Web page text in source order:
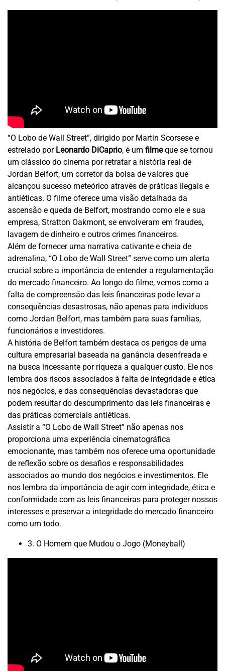
“O Lobo de Wall Street”, dirigido por Martin Scorsese e
estrelado porLeonardo DiCaprio, é um filmeque se tornou
um clássico do cinema por retratar a história real de
Jordan Belfort, um corretor da bolsa de valores que
alcançou sucesso meteórico através de práticas ilegais e
antiéticas. O filme oferece uma visão detalhada da
ascensão e queda de Belfort, mostrando como ele e sua
empresa, Stratton Oakmont, se envolveram em fraudes,
lavagem de dinheiro e outros crimes financeiros.
Além de fornecer uma narrativa cativante e cheia de
adrenalina, “O Lobo de Wall Street” serve como um alerta
crucial sobre a importância de entender a regulamentação
do mercado financeiro. Ao longo do filme, vemos como a
falta de compreensão das leis financeiras pode levar a
consequências desastrosas, não apenas para indivíduos
como Jordan Belfort, mas também para suas famílias,
funcionários e investidores.
A história de Belfort também destaca os perigos de uma
cultura empresarial baseada na ganância desenfreada e
na busca incessante por riqueza a qualquer custo. Ele nos
lembra dos riscos associados à falta de integridade e ética
nos negócios, e das consequências devastadoras que
podem resultar do descumprimento das leis financeiras e
das práticas comerciais antiéticas.
Assistir a “O Lobo de Wall Street” não apenas nos
proporciona uma experiência cinematográfica
emocionante, mas também nos oferece uma oportunidade
de reflexão sobre os desafios e responsabilidades
associados ao mundo dos negócios e investimentos. Ele
nos lembra da importância de agir com integridade, ética e
conformidade com as leis financeiras para proteger nossos
interesses e preservar a integridade do mercado financeiro
como um todo.
3. O Homem que Mudou o Jogo (Moneyball)